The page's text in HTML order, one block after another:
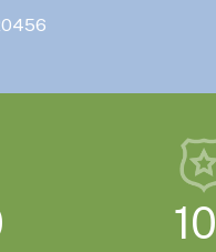
2026
NOVIEMBRE -
confirmó que será la